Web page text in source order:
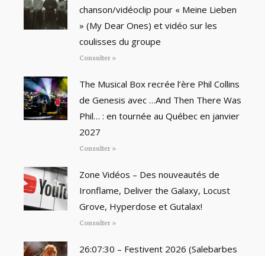
chanson/vidéoclip pour « Meine Lieben
» (My Dear Ones) et vidéo sur les
coulisses du groupe
Consulter »
The Musical Box recrée l’ère Phil Collins
de Genesis avec …And Then There Was
Phil… : en tournée au Québec en janvier
2027
Consulter »
Zone Vidéos – Des nouveautés de
Ironflame, Deliver the Galaxy, Locust
Grove, Hyperdose et Gutalax!
Consulter »
26:07:30 – Festivent 2026 (Salebarbes